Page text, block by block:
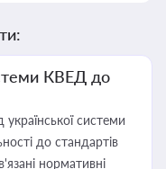
КВЕД до
системи
до стандартів
нормативні